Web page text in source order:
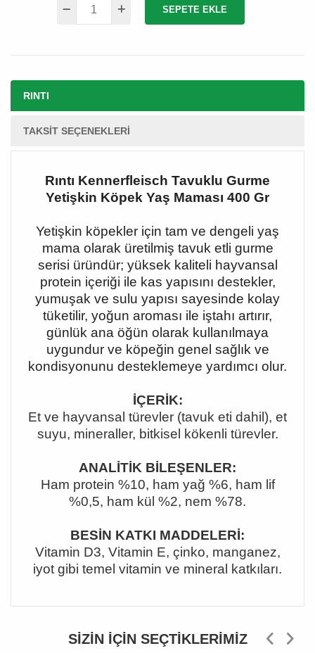
SEPETE EKLE
RINTI
TAKSIT SEÇENEKLERI
Rıntı Kennerfleisch Tavuklu Gurme
Yetişkin Köpek Yaş Maması 400 Gr
Yetişkin köpekler için tam ve dengeli yaş
mama olarak üretilmiş tavuk etli gurme
serisi üründür; yüksek kaliteli hayvansal
protein içeriği ile kas yapısını destekler,
yumuşak ve sulu yapısı sayesinde kolay
tüketilir, yoğun aroması ile iştahı artırır,
günlük ana öğün olarak kullanılmaya
uygundur ve köpeğin genel sağlık ve
kondisyonunu desteklemeye yardımcı olur.
İÇERİK:
Et ve hayvansal türevler (tavuk eti dahil), et
suyu, mineraller, bitkisel kökenli türevler.
ANALİTİK BİLEŞENLER:
Ham protein %10, ham yağ %6, ham lif
%0,5, ham kül %2, nem %78.
BESİN KATKI MADDELERİ:
Vitamin D3, Vitamin E, çinko, manganez,
iyot gibi temel vitamin ve mineral katkıları.
SIZIN İÇIN SEÇTIKLERIMIZ